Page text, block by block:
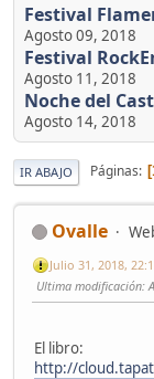
Festival
Agosto 09, 2018
Festival
Agosto 11, 2018
Noche del
Agosto 14, 2018
IR ABAJO Páginas
Ovalle
Julio 31, 2018,
Ultima modificación:
El libro:
http://